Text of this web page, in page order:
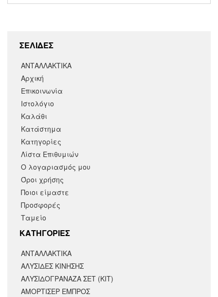
ΣΕΛΙΔΕΣ
ΑΝΤΑΛΛΑΚΤΙΚΑ
Αρχική
Επικοινωνία
Ιστολόγιο
Καλάθι
Κατάστημα
Κατηγορίες
Λίστα Επιθυμιών
Ο λογαριασμός μου
Όροι χρήσης
Ποιοι είμαστε
Προσφορές
Ταμείο
KΑΤΗΓΟΡΙΕΣ
ΑΝΤΑΛΛΑΚΤΙΚΆ
ΑΛΥΣΙΔΕΣ ΚΙΝΗΣΗΣ
ΑΛΥΣΙΔΟΓΡΑΝΑΖΑ ΣΕΤ (ΚΙΤ)
ΑΜΟΡΤΙΣΕΡ ΕΜΠΡΟΣ